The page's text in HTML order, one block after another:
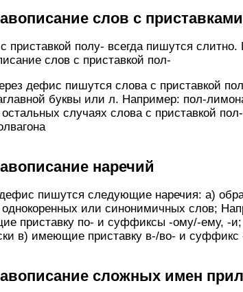
слов с
приставкой полу- всегда пишутся
слов с приставкой пол-
дефис пишутся слова с приставкой
буквы или л. Например: пол-
случаях слова с приставкой
наречий
пишутся следующие наречия: а)
однокоренных или синонимичных слов;
приставку по- и суффиксы -ому/-ему, -и;
в) имеющие приставку в-/во- и
сложных имен